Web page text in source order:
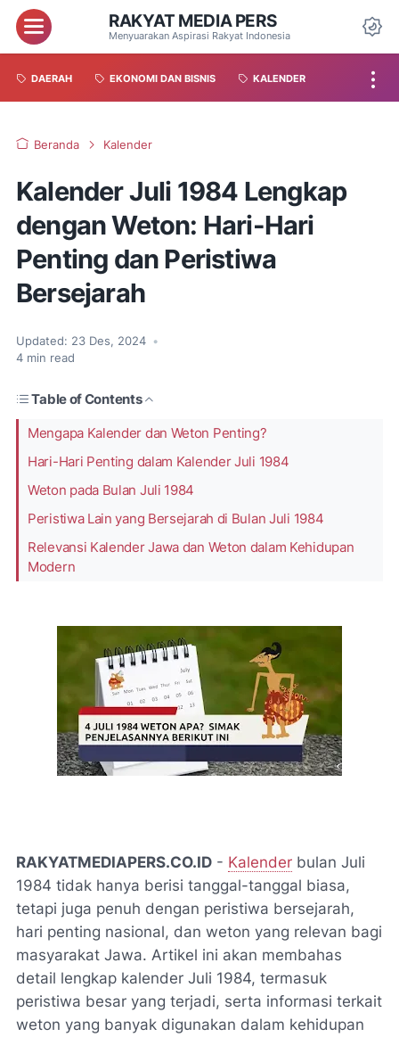
RAKYAT MEDIA PERS
Menyuarakan Aspirasi Rakyat Indonesia
DAERAH EKONOMI DAN BISNIS KALENDER
Beranda Kalender
Kalender Juli 1984 Lengkap
dengan Weton: Hari-Hari
Penting dan Peristiwa
Bersejarah
Updated: 23 Des, 2024 •
4 min read
Table of Contents
Mengapa Kalender dan Weton Penting?
Hari-Hari Penting dalam Kalender Juli 1984
Weton pada Bulan Juli 1984
Peristiwa Lain yang Bersejarah di Bulan Juli 1984
Relevansi Kalender Jawa dan Weton dalam Kehidupan
Modern
RAKYATMEDIAPERS.CO.ID - Kalender bulan Juli
1984 tidak hanya berisi tanggal-tanggal biasa,
tetapi juga penuh dengan peristiwa bersejarah,
hari penting nasional, dan weton yang relevan bagi
masyarakat Jawa. Artikel ini akan membahas
detail lengkap kalender Juli 1984, termasuk
peristiwa besar yang terjadi, serta informasi terkait
weton yang banyak digunakan dalam kehidupan